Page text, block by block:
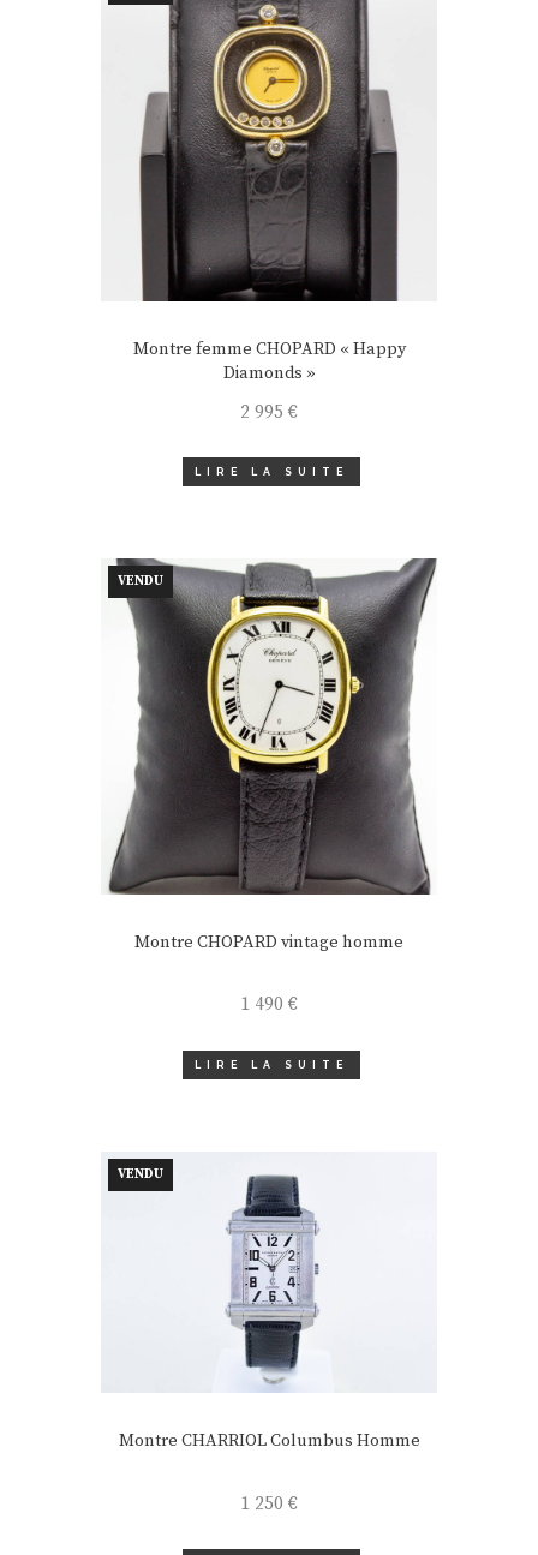
Montre femme CHOPARD « Happy
Diamonds »
2 995 €
LIRE LA SUITE
VENDU
Montre CHOPARD vintage homme
1 490 €
LIRE LA SUITE
VENDU
Montre CHARRIOL Columbus Homme
1 250 €